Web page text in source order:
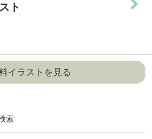
ト
イラストを見る
索